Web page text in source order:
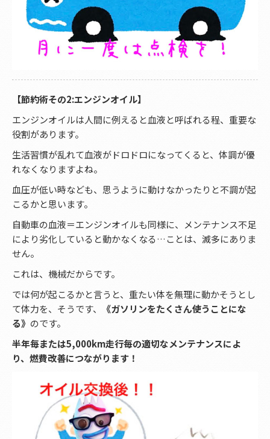
【節約術その2:エンジンオイル】
エンジンオイルは人間に例えると血液と呼ばれる程、重要な
役割があります。
生活習慣が乱れて血液がドロドロになってくると、体調が優
れなくなりますよね。
血圧が低い時なども、思うように動けなかったりと不調が起
こるかと思います。
自動車の血液＝エンジンオイルも同様に、メンテナンス不足
により劣化していると動かなくなる…ことは、滅多にありま
せん。
これは、機械だからです。
では何が起こるかと言うと、重たい体を無理に動かそうとし
て体力を、そうです、
《ガソリンをたくさん使うことにな
る》 のです。
半年毎または5,000km走行毎の適切なメンテナンスによ
り、燃費改善につながります！